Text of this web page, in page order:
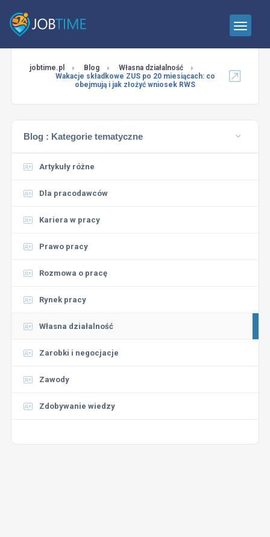
jobtime.pl Blog
Własna działalność
Wakacje składkowe ZUS po 20 miesiącach: co
obejmują i jak złożyć wniosek RWS
Blog : Kategorie tematyczne
Artykuły różne
Dla pracodawców
Kariera w pracy
Prawo pracy
Rozmowa o pracę
Rynek pracy
Własna działalność
Zarobki i negocjacje
Zawody
Zdobywanie wiedzy